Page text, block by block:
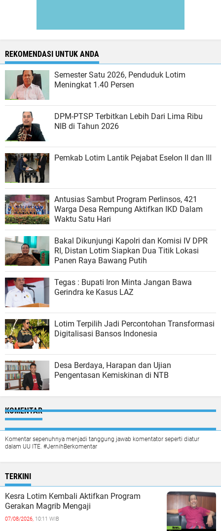
REKOMENDASI UNTUK ANDA
Semester Satu 2026, Penduduk Lotim
Meningkat 1.40 Persen
DPM-PTSP Terbitkan Lebih Dari Lima Ribu
NIB di Tahun 2026
Pemkab Lotim Lantik Pejabat Eselon II dan III
Antusias Sambut Program Perlinsos, 421
Warga Desa Rempung Aktifkan IKD Dalam
Waktu Satu Hari
Bakal Dikunjungi Kapolri dan Komisi IV DPR
RI, Distan Lotim Siapkan Dua Titik Lokasi
Panen Raya Bawang Putih
Tegas : Bupati Iron Minta Jangan Bawa
Gerindra ke Kasus LAZ
Lotim Terpilih Jadi Percontohan Transformasi
Digitalisasi Bansos Indonesia
Desa Berdaya, Harapan dan Ujian
Pengentasan Kemiskinan di NTB
KOMENTAR
Komentar sepenuhnya menjadi tanggung jawab komentator seperti diatur
dalam UU ITE. #JernihBerkomentar
TERKINI
Kesra Lotim Kembali Aktifkan Program
Gerakan Magrib Mengaji
07/08/2026, 10:11 WIB